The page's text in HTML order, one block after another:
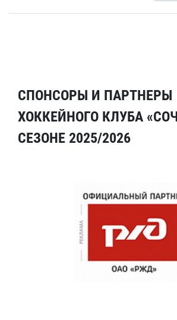
СПОНСОРЫ И ПАРТНЕРЫ
ХОККЕЙНОГО КЛУБА
СЕЗОНЕ 2025/2026